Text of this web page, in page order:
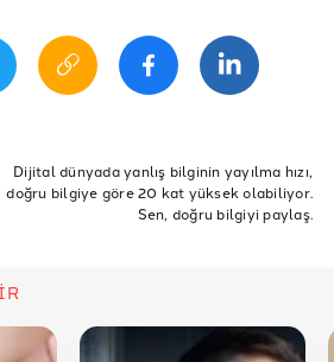
Tamamı
hurma
zehirlendi
zehir ve sihir işlemez
Asrar Raşid
Dijital dünyada yanlış bilginin yayılma hızı,
doğru bilgiye göre 20 kat yüksek olabiliyor.
Sen, doğru bilgiyi paylaş.